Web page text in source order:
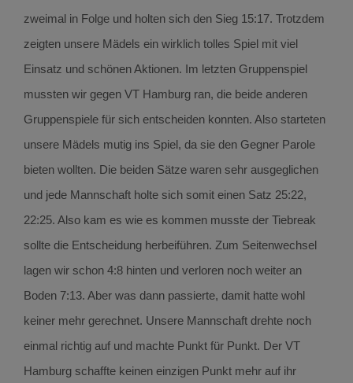
zweimal in Folge und holten sich den Sieg 15:17. Trotzdem
zeigten unsere Mädels ein wirklich tolles Spiel mit viel
Einsatz und schönen Aktionen. Im letzten Gruppenspiel
mussten wir gegen VT Hamburg ran, die beide anderen
Gruppenspiele für sich entscheiden konnten. Also starteten
unsere Mädels mutig ins Spiel, da sie den Gegner Parole
bieten wollten. Die beiden Sätze waren sehr ausgeglichen
und jede Mannschaft holte sich somit einen Satz 25:22,
22:25. Also kam es wie es kommen musste der Tiebreak
sollte die Entscheidung herbeiführen. Zum Seitenwechsel
lagen wir schon 4:8 hinten und verloren noch weiter an
Boden 7:13. Aber was dann passierte, damit hatte wohl
keiner mehr gerechnet. Unsere Mannschaft drehte noch
einmal richtig auf und machte Punkt für Punkt. Der VT
Hamburg schaffte keinen einzigen Punkt mehr auf ihr